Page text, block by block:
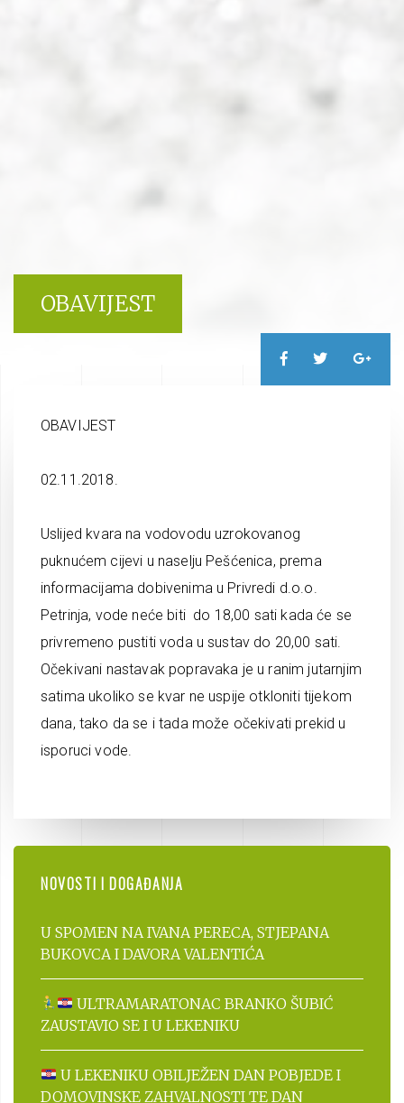
OBAVIJEST
OBAVIJEST
02.11.2018.
Uslijed kvara na vodovodu uzrokovanog
puknućem cijevi u naselju Pešćenica, prema
informacijama dobivenima u Privredi d.o.o.
Petrinja, vode neće biti do 18,00 sati kada će se
privremeno pustiti voda u sustav do 20,00 sati.
Očekivani nastavak popravaka je u ranim jutarnjim
satima ukoliko se kvar ne uspije otkloniti tijekom
dana, tako da se i tada može očekivati prekid u
isporuci vode.
NOVOSTI I DOGAĐANJA
U SPOMEN NA IVANA PERECA, STJEPANA
BUKOVCA I DAVORA VALENTIĆA
ULTRAMARATONAC BRANKO ŠUBIĆ
ZAUSTAVIO SE I U LEKENIKU
U LEKENIKU OBILJEŽEN DAN POBJEDE I
DOMOVINSKE ZAHVALNOSTI TE DAN